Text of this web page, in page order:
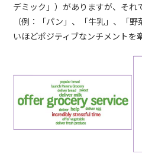
デミック」）がありますが、それ
（例：「パン」、「牛乳」、「
いほどポジティブなンチメントを